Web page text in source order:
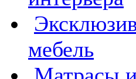
мебель